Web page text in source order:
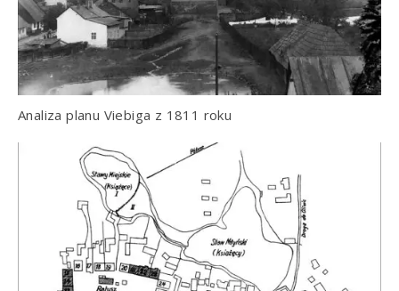
Analiza planu Viebiga z 1811 roku